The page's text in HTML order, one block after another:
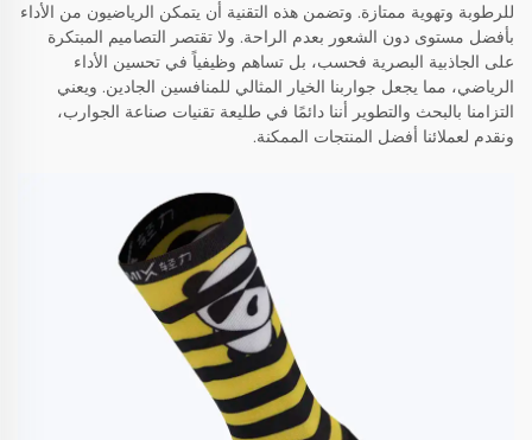
للرطوبة وتهوية ممتازة. وتضمن هذه التقنية أن يتمكن الرياضيون من الأداء
بأفضل مستوى دون الشعور بعدم الراحة. ولا تقتصر التصاميم المبتكرة
على الجاذبية البصرية فحسب، بل تساهم وظيفياً في تحسين الأداء
الرياضي، مما يجعل جواربنا الخيار المثالي للمنافسين الجادين. ويعني
التزامنا بالبحث والتطوير أننا دائمًا في طليعة تقنيات صناعة الجوارب،
ونقدم لعملائنا أفضل المنتجات الممكنة.